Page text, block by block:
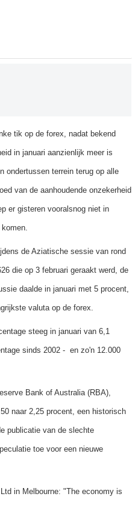
tik op de forex, nadat bekend
in januari aanzienlijk meer is
ondertussen terrein terug op alle
van de aanhoudende onzekerheid
er gisteren vooralsnog niet in
de Aziatische sessie van rond
die op 3 februari geraakt werd, de
daalde in januari met 5 procent,
valuta op de forex.
steeg in januari van 6,1
sinds 2002 - en zo'n 12.000
Bank of Australia (RBA),
naar 2,25 procent, een historisch
publicatie van de slechte
toe voor een nieuwe
in Melbourne: "The economy is